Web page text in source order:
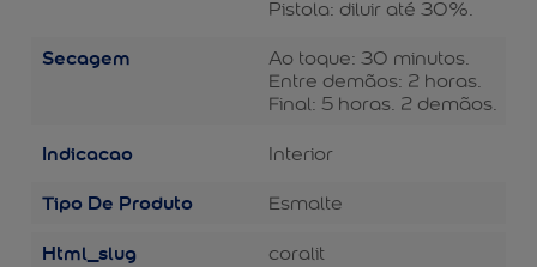
Pistola: diluir até 30%.
Secagem
Ao toque: 30 minutos.
Entre demãos: 2 horas.
Final: 5 horas. 2 demãos.
Indicacao Interior
Tipo De Produto Esmalte
Html_slug coralit